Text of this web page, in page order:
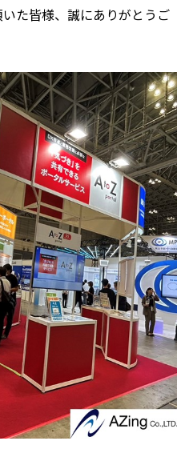
た皆様、誠にありがとうご